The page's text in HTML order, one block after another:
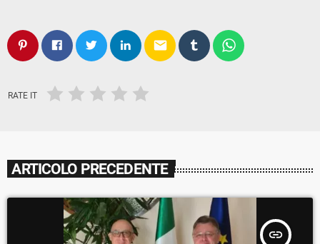
email
RATE IT
ARTICOLO PRECEDENTE
insert_link